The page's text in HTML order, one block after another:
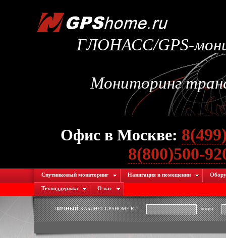
ГЛОНАСС/GPS-
Мониторинг
Офис в Москве:
8(800)500-
Спутниковый мониторинг Навигация в помещении
Техподдержка О нас
ЛИЧНЫЙКАБИНЕТ GPSHOME.RU логин